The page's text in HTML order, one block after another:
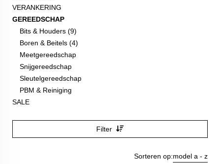
VERANKERING
GEREEDSCHAP
Bits & Houders (9)
Boren & Beitels (4)
Meetgereedschap
Snijgereedschap
Sleutelgereedschap
PBM & Reiniging
SALE
Filter
Sorteren op:model a - z